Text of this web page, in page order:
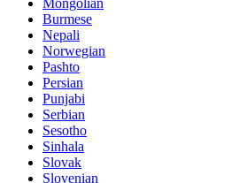
Burmese
Nepali
Norwegian
Pashto
Persian
Punjabi
Serbian
Sesotho
Sinhala
Slovak
Slovenian